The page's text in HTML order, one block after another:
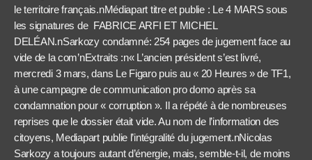
le territoire français.nMédiapart titre et publie : Le 4 MARS sous
les signatures de FABRICE ARFI ET MICHEL
DELÉAN.nSarkozy condamné: 254 pages de jugement face au
vide de la com’nExtraits :n« L’ancien président s’est livré,
mercredi 3 mars, dans Le Figaro puis au « 20 Heures » de TF1,
à une campagne de communication pro domo après sa
condamnation pour « corruption ». Il a répété à de nombreuses
reprises que le dossier était vide. Au nom de l’information des
citoyens, Mediapart publie l’intégralité du jugement.nNicolas
Sarkozy a toujours autant d’énergie, mais, semble-t-il, de moins